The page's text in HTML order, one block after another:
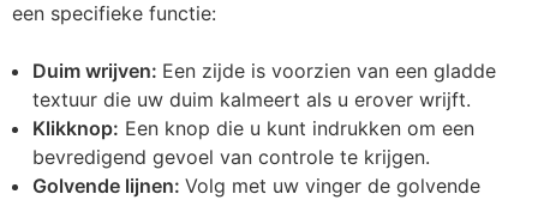
een specifieke functie:
Duim wrijven: Een zijde is voorzien van een gladde
textuur die uw duim kalmeert als u erover wrijft.
Klikknop: Een knop die u kunt indrukken om een
bevredigend gevoel van controle te krijgen.
Golvende lijnen:Volg met uw vinger de golvende